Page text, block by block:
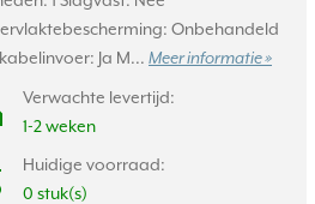
Onbehandeld
Ja M... Meer informatie »
Verwachte levertijd:
1-2 weken
Huidige voorraad:
0 stuk(s)